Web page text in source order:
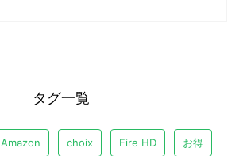
タグ一覧
Amazon choix Fire HD お得